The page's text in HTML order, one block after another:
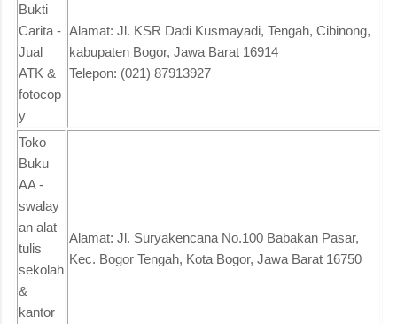
Bukti
Carita -
Jual
ATK &
fotocop
y
Alamat: Jl. KSR Dadi Kusmayadi, Tengah, Cibinong,
kabupaten Bogor, Jawa Barat 16914
Telepon: (021) 87913927
Toko
Buku
AA -
swalay
an alat
tulis
sekolah
&
kantor
Alamat: Jl. Suryakencana No.100 Babakan Pasar,
Kec. Bogor Tengah, Kota Bogor, Jawa Barat 16750